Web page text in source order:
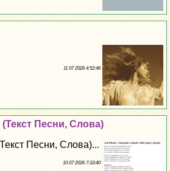
11 07 2026 4:52:46
Песни, Слова)
Песни, Слова)...
10 07 2026 7:33:40